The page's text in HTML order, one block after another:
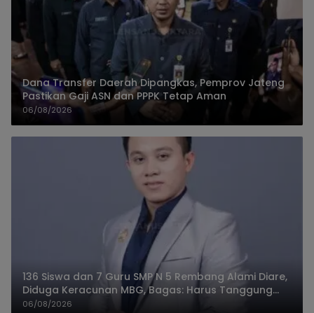
Dana Transfer Daerah Dipangkas, Pemprov Jateng
Pastikan Gaji ASN dan PPPK Tetap Aman
06/08/2026
136 Siswa dan 7 Guru SMP N 5 Rembang Alami Diare,
Diduga Keracunan MBG, Bagas: Harus Tanggung
Jawab
06/08/2026